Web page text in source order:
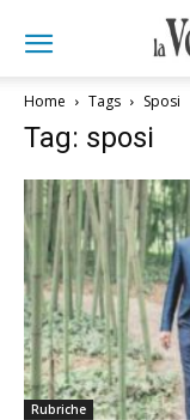
Home Tags Sposi
Tag: sposi
Rubriche